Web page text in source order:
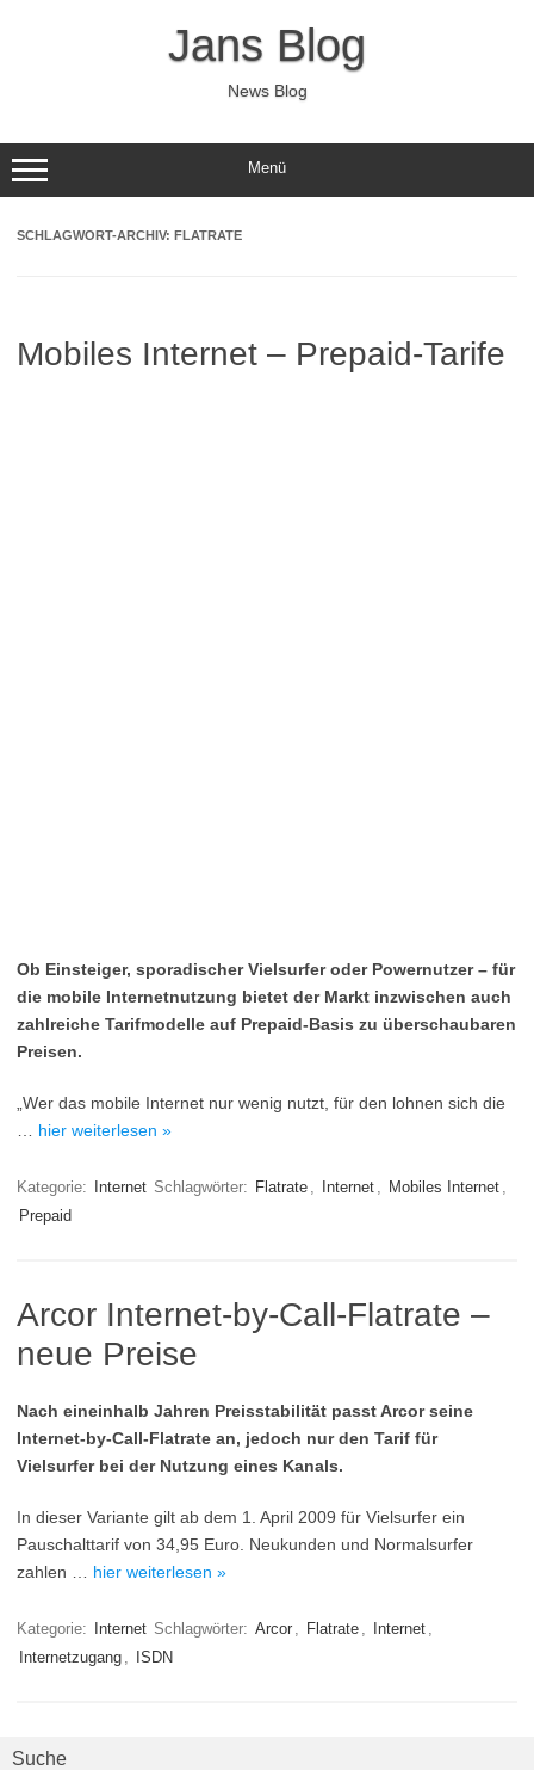
Jans Blog
News Blog
Menü
SCHLAGWORT-ARCHIV: FLATRATE
Mobiles Internet – Prepaid-Tarife
Ob Einsteiger, sporadischer Vielsurfer oder Powernutzer – für
die mobile Internetnutzung bietet der Markt inzwischen auch
zahlreiche Tarifmodelle auf Prepaid-Basis zu überschaubaren
Preisen.
„Wer das mobile Internet nur wenig nutzt, für den lohnen sich die
hier weiterlesen »
Kategorie: Internet Schlagwörter: Flatrate , Internet , Mobiles Internet ,
Prepaid
Arcor Internet-by-Call-Flatrate –
neue Preise
Nach eineinhalb Jahren Preisstabilität passt Arcor seine
Internet-by-Call-Flatrate an, jedoch nur den Tarif für
Vielsurfer bei der Nutzung eines Kanals.
In dieser Variante gilt ab dem 1. April 2009 für Vielsurfer ein
Pauschalttarif von 34,95 Euro. Neukunden und Normalsurfer
zahlen … hier weiterlesen »
Kategorie: Internet Schlagwörter: Arcor , Flatrate , Internet ,
Internetzugang , ISDN
Suche